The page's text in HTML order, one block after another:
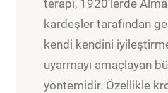
terapi, 1920’lerde
kardeşler tarafından
kendi kendini
uyarmayı amaçlayan
yöntemidir. Özellikle